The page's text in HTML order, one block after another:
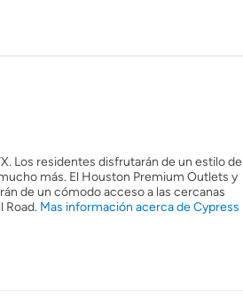
Los residentes disfrutarán de un estilo de
más. El Houston Premium Outlets y
de un cómodo acceso a las cercanas
Road. Mas información acerca de Cypress